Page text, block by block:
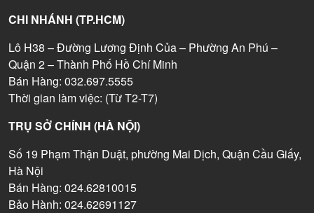
CHI NHÁNH (TP.HCM)
Lô H38 – Đường Lương Định Của – Phường An Phú –
Quận 2 – Thành Phố Hồ Chí Minh
Bán Hàng: 032.697.5555
Thời gian làm việc: (Từ T2-T7)
TRỤ SỞ CHÍNH (HÀ NỘI)
Số 19 Phạm Thận Duật, phường Mai Dịch, Quận Cầu Giấy,
Hà Nội
Bán Hàng: 024.62810015
Bảo Hành: 024.62691127